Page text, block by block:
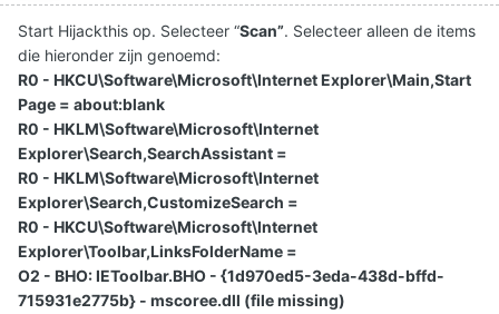
Start Hijackthis op. Selecteer “Scan”. Selecteer alleen de items
die hieronder zijn genoemd:
R0 - HKCU\Software\Microsoft\Internet Explorer\Main,Start
Page = about:blank
R0 - HKLM\Software\Microsoft\Internet
Explorer\Search,SearchAssistant =
R0 - HKLM\Software\Microsoft\Internet
Explorer\Search,CustomizeSearch =
R0 - HKCU\Software\Microsoft\Internet
Explorer\Toolbar,LinksFolderName =
O2 - BHO: IEToolbar.BHO - {1d970ed5-3eda-438d-bffd-
715931e2775b} - mscoree.dll (file missing)